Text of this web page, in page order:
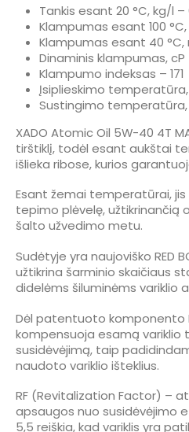
Tankis esant 20 °C, kg/l –
Klampumas esant 100
Klampumas esant 40 °C,
Dinaminis klampumas, cP
Klampumo indeksas – 171
Įsiplieskimo temperatūra,
Sustingimo temperatūra,
XADO Atomic Oil 5W-40 4T
tirštiklį, todėl esant aukštai
išlieka ribose, kurios
Esant žemai temperatūrai,
tepimo plėvelę, užtikrinančią
šalto užvedimo metu.
Sudėtyje yra naujoviško RED
užtikrina šarminio skaičiaus
didelėms šiluminėms variklio
Dėl patentuoto komponento
kompensuoja esamą variklio
susidėvėjimą, taip
naudoto variklio išteklius.
RF (Revitalization Factor) –
apsaugos nuo susidėvėjimo
5,5 reiškia, kad variklis yra